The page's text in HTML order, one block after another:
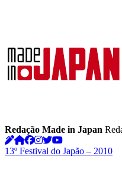
Redação Made in Japan
13º Festival do Japão – 2010